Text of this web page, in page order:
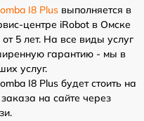
I8 Plus выполняется в
центре iRobot в Омске
5 лет. На все виды услуг
гарантию - мы в
услуг.
I8 Plus будет стоить на
на сайте через